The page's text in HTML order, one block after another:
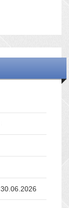
30.06.2026